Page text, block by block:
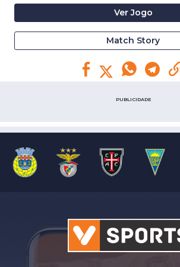
Ver Jogo
Match Story
PUBLICIDADE